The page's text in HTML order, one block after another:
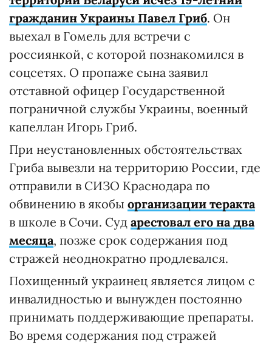
гражданин Украины Павел Гриб. Он
выехал в Гомель для встречи с
россиянкой, с которой познакомился в
соцсетях. О пропаже сына заявил
отставной офицер Государственной
пограничной службы Украины, военный
капеллан Игорь Гриб.
При неустановленных обстоятельствах
Гриба вывезли на территорию России, где
отправили в СИЗО Краснодара по
обвинению в якобы организации теракта
в школе в Сочи. Суд арестовал его на два
месяца, позже срок содержания под
стражей неоднократно продлевался.
Похищенный украинец является лицом с
инвалидностью и вынужден постоянно
принимать поддерживающие препараты.
Во время содержания под стражей